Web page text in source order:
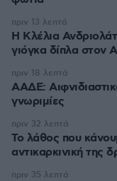
Η Κλέλια
γιόγκα δίπλα στον
πριν 13 λεπτά
ΑΑΔΕ:
γνωριμίες
πριν 18 λεπτά
Το λάθος που
αντικαρκινική της
πριν 32 λεπτά
πριν 35 λεπτά